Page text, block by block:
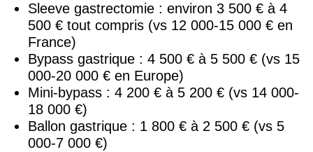
Sleeve gastrectomie : environ 3 500 € à 4
500 € tout compris (vs 12 000-15 000 € en
France)
Bypass gastrique : 4 500 € à 5 500 € (vs 15
000-20 000 € en Europe)
Mini-bypass : 4 200 € à 5 200 € (vs 14 000-
18 000 €)
Ballon gastrique : 1 800 € à 2 500 € (vs 5
000-7 000 €)